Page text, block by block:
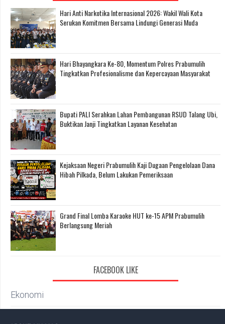
Hari Anti Narkotika Internasional 2026: Wakil Wali Kota
Serukan Komitmen Bersama Lindungi Generasi Muda
Hari Bhayangkara Ke-80, Momentum Polres Prabumulih
Tingkatkan Profesionalisme dan Kepercayaan Masyarakat
Bupati PALI Serahkan Lahan Pembangunan RSUD Talang Ubi,
Buktikan Janji Tingkatkan Layanan Kesehatan
Kejaksaan Negeri Prabumulih Kaji Dugaan Pengelolaan Dana
Hibah Pilkada, Belum Lakukan Pemeriksaan
Grand Final Lomba Karaoke HUT ke-15 APM Prabumulih
Berlangsung Meriah
FACEBOOK LIKE
Ekonomi